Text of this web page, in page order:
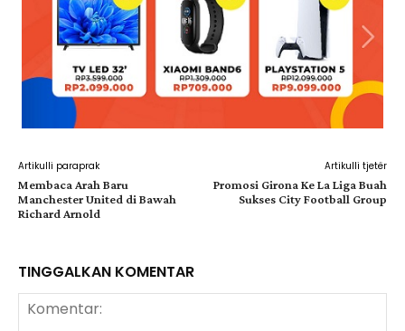
Artikulli paraprak
Membaca Arah Baru
Manchester United di Bawah
Richard Arnold
Artikulli tjetër
Promosi Girona Ke La Liga Buah
Sukses City Football Group
TINGGALKAN KOMENTAR